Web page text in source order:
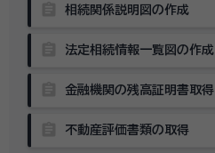
相続関係説明図の作成
法定相続情報一覧図の作成
金融機関の残高証明書取得
不動産評価書類の取得